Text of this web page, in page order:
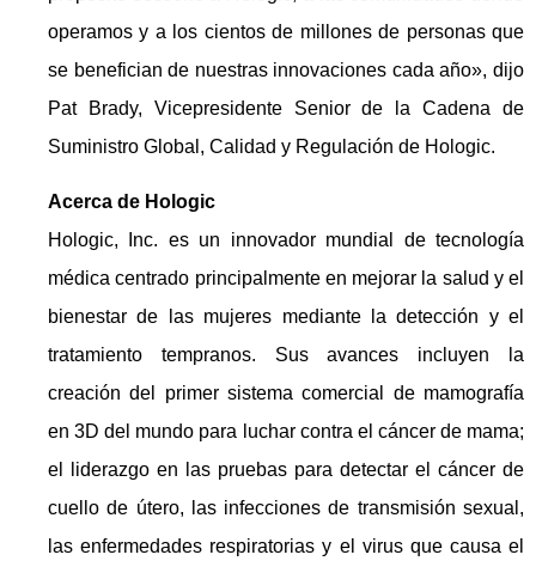
operamos y a los cientos de millones de personas que
se benefician de nuestras innovaciones cada año», dijo
Pat Brady, Vicepresidente Senior de la Cadena de
Suministro Global, Calidad y Regulación de Hologic.
Acerca de Hologic
Hologic, Inc. es un innovador mundial de tecnología
médica centrado principalmente en mejorar la salud y el
bienestar de las mujeres mediante la detección y el
tratamiento tempranos. Sus avances incluyen la
creación del primer sistema comercial de mamografía
en 3D del mundo para luchar contra el cáncer de mama;
el liderazgo en las pruebas para detectar el cáncer de
cuello de útero, las infecciones de transmisión sexual,
las enfermedades respiratorias y el virus que causa el